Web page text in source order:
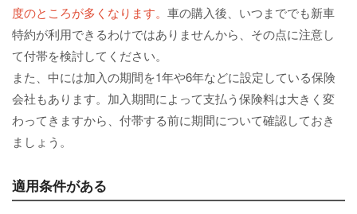
度のところが多くなります。 車の購入後、いつまででも新車
特約が利用できるわけではありませんから、その点に注意し
て付帯を検討してください。
また、中には加入の期間を1年や6年などに設定している保険
会社もあります。加入期間によって支払う保険料は大きく変
わってきますから、付帯する前に期間について確認しておき
ましょう。
適用条件がある